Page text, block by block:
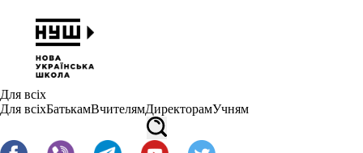
Для всіх
Для всіхБатькамВчителямДиректорамУчням